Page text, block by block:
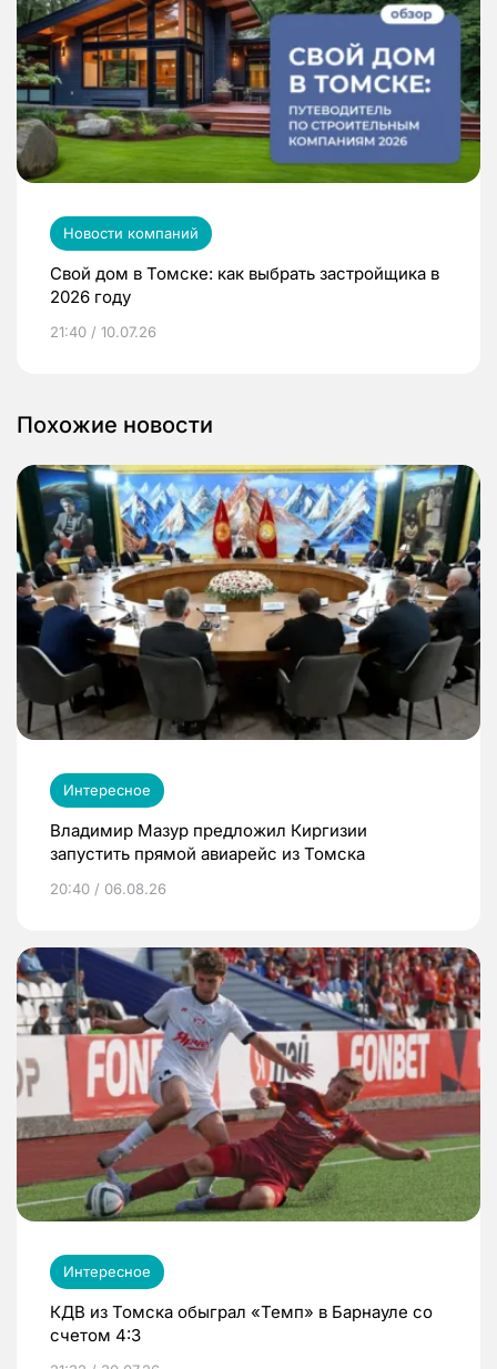
Новости компаний
Свой дом в Томске: как выбрать застройщика в
2026 году
21:40 / 10.07.26
Похожие новости
Интересное
Владимир Мазур предложил Киргизии
запустить прямой авиарейс из Томска
20:40 / 06.08.26
Интересное
КДВ из Томска обыграл «Темп» в Барнауле со
счетом 4:3